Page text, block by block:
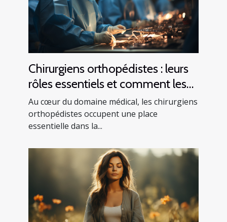
Chirurgiens orthopédistes : leurs
rôles essentiels et comment les
trouver
Au cœur du domaine médical, les chirurgiens
orthopédistes occupent une place
essentielle dans la...